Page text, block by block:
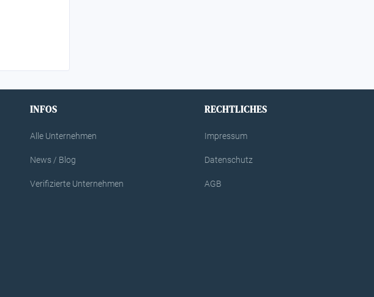
INFOS
Alle Unternehmen
News / Blog
Verifizierte Unternehmen
RECHTLICHES
Impressum
Datenschutz
AGB